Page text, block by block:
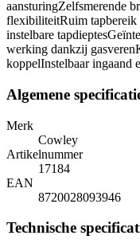
aansturingZelfsmerende
flexibiliteitRuim
instelbare
werking dankzij
koppelInstelbaar ingaand
Algemene
Merk
Cowley
Artikelnummer
17184
EAN
8720028093946
Technische